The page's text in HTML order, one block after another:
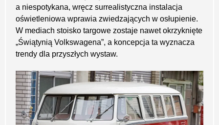
a niespotykana, wręcz surrealistyczna instalacja
oświetleniowa wprawia zwiedzających w osłupienie.
W mediach stoisko targowe zostaje nawet okrzyknięte
„Świątynią Volkswagena”, a koncepcja ta wyznacza
trendy dla przyszłych wystaw.